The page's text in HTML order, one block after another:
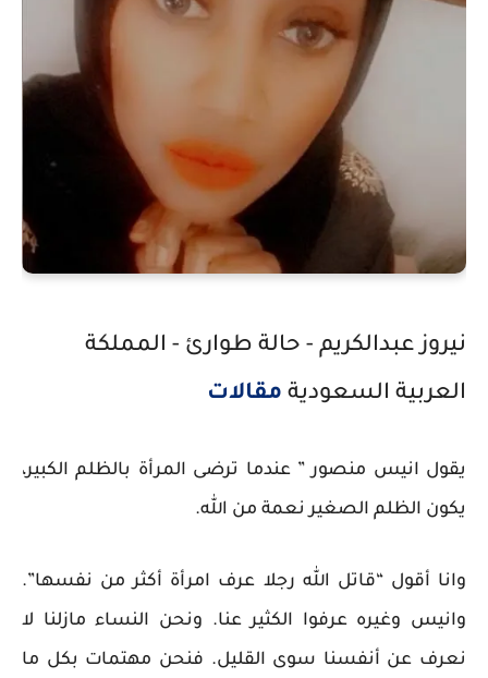
نيروز عبدالكريم - حالة طوارئ - المملكة
العربية السعودية مقالات
يقول انيس منصور ” عندما ترضى المرأة بالظلم الكبير،
يكون الظلم الصغير نعمة من الله.
وانا أقول “قاتل الله رجلا عرف امرأة أكثر من نفسها”.
وانيس وغيره عرفوا الكثير عنا. ونحن النساء مازلنا لا
نعرف عن أنفسنا سوى القليل. فنحن مهتمات بكل ما